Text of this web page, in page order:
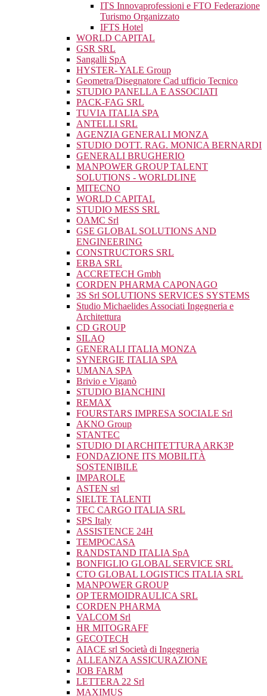
ITS Innovaprofessioni e FTO Federazione
Turismo Organizzato
IFTS Hotel
WORLD CAPITAL
GSR SRL
Sangalli SpA
HYSTER- YALE Group
Geometra/Disegnatore Cad ufficio Tecnico
STUDIO PANELLA E ASSOCIATI
PACK-FAG SRL
TUVIA ITALIA SPA
ANTELLI SRL
AGENZIA GENERALI MONZA
STUDIO DOTT. RAG. MONICA BERNARDI
GENERALI BRUGHERIO
MANPOWER GROUP TALENT
SOLUTIONS - WORLDLINE
MITECNO
WORLD CAPITAL
STUDIO MESS SRL
OAMC Srl
GSE GLOBAL SOLUTIONS AND
ENGINEERING
CONSTRUCTORS SRL
ERBA SRL
ACCRETECH Gmbh
CORDEN PHARMA CAPONAGO
3S Srl SOLUTIONS SERVICES SYSTEMS
Studio Michaelides Associati Ingegneria e
Architettura
CD GROUP
SILAQ
GENERALI ITALIA MONZA
SYNERGIE ITALIA SPA
UMANA SPA
Brivio e Viganò
STUDIO BIANCHINI
REMAX
FOURSTARS IMPRESA SOCIALE Srl
AKNO Group
STANTEC
STUDIO DI ARCHITETTURA ARK3P
FONDAZIONE ITS MOBILITÀ
SOSTENIBILE
IMPAROLE
ASTEN srl
SIELTE TALENTI
TEC CARGO ITALIA SRL
SPS Italy
ASSISTENCE 24H
TEMPOCASA
RANDSTAND ITALIA SpA
BONFIGLIO GLOBAL SERVICE SRL
CTO GLOBAL LOGISTICS ITALIA SRL
MANPOWER GROUP
OP TERMOIDRAULICA SRL
CORDEN PHARMA
VALCOM Srl
HR MITOGRAFF
GECOTECH
AIACE srl Società di Ingegneria
ALLEANZA ASSICURAZIONE
JOB FARM
LETTERA 22 Srl
MAXIMUS